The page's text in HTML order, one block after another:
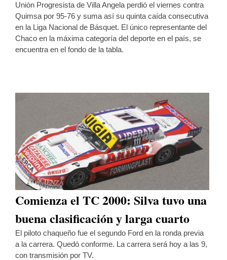
Unión Progresista de Villa Angela perdió el viernes contra
Quimsa por 95-76 y suma así su quinta caída consecutiva
en la Liga Nacional de Básquet. El único representante del
Chaco en la máxima categoría del deporte en el país, se
encuentra en el fondo de la tabla.
Comienza el TC 2000: Silva tuvo una
buena clasificación y larga cuarto
El piloto chaqueño fue el segundo Ford en la ronda previa
a la carrera. Quedó conforme. La carrera será hoy a las 9,
con transmisión por TV.